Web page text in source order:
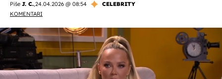
Piše J. C.,24.04.2026 @ 08:54
CELEBRITY
KOMENTARI
OMOGUĆI OBAVIJESTI